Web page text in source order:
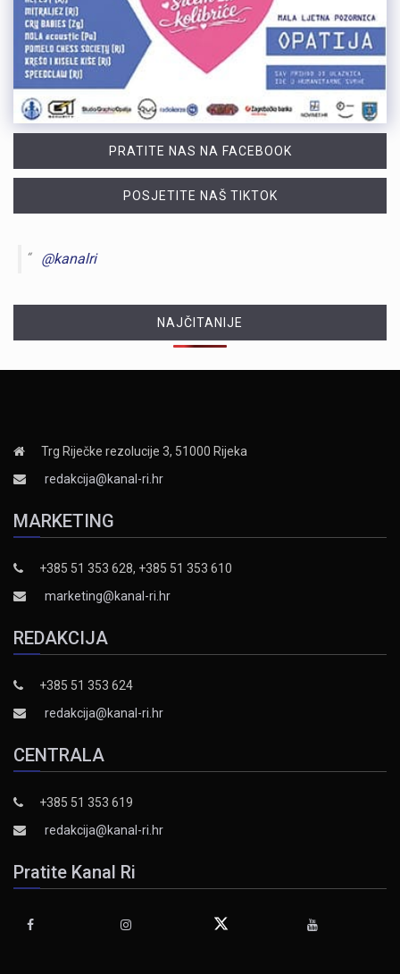
PRATITE NAS NA FACEBOOK
POSJETITE NAŠ TIKTOK
@kanalri
NAJČITANIJE
Trg Riječke rezolucije 3, 51000 Rijeka
redakcija@kanal-ri.hr
MARKETING
+385 51 353 628, +385 51 353 610
marketing@kanal-ri.hr
REDAKCIJA
+385 51 353 624
redakcija@kanal-ri.hr
CENTRALA
+385 51 353 619
redakcija@kanal-ri.hr
Pratite Kanal Ri